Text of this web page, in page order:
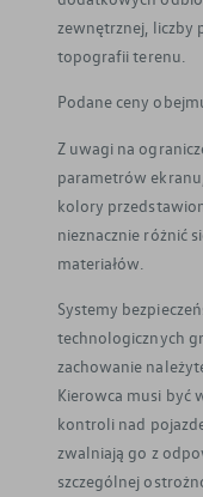
zewnętrznej, liczby
topografii terenu.
Podane ceny
Z uwagi na
parametrów
kolory
nieznacznie różnić
materiałów.
Systemy
technologicznych
zachowanie
Kierowca musi być
kontroli nad
zwalniają go z
szczególnej